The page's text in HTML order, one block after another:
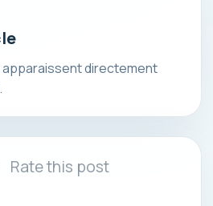
directement
Rate this post